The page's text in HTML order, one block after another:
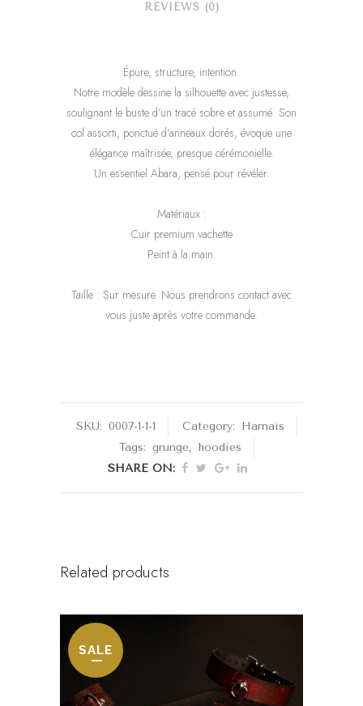
REVIEWS (0)
Épure, structure, intention.
Notre modèle dessine la silhouette avec justesse,
soulignant le buste d’un tracé sobre et assumé. Son
col assorti, ponctué d’anneaux dorés, évoque une
élégance maîtrisée, presque cérémonielle.
Un essentiel Abara, pensé pour révéler.
Matériaux :
Cuir premium vachette
Peint à la main.
Taille : Sur mesure. Nous prendrons contact avec
vous juste après votre commande.
SKU: 0007-1-1-1 Category: Harnais
Tags: grunge, hoodies
SHARE ON:
Related products
SALE